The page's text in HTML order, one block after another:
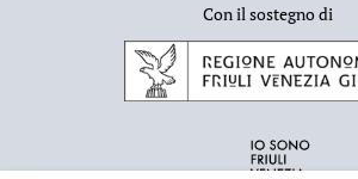
Con il sostegno di